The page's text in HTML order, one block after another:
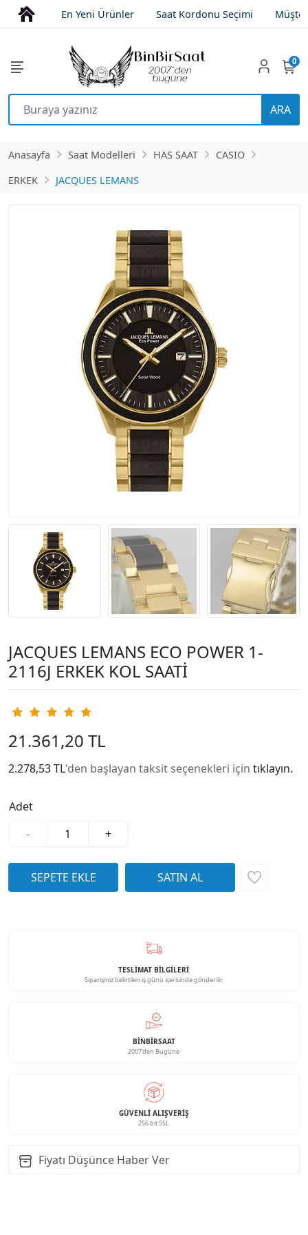
En Yeni Ürünler Saat Kordonu Seçimi
ARA
0
Anasayfa Saat Modelleri HAS SAAT
CASIO
ERKEK
JACQUES LEMANS
JACQUES LEMANS ECO POWER 1-
2116J ERKEK KOL SAATİ
21.361,20 TL
2.278,53 TL'den başlayan taksit seçenekleri için tıklayın.
Adet
-
+
TESLİMAT BİLGİLERİ
Siparişiniz belirtilen iş günü içerisinde gönderilir.
BINBIRSAAT
2007'den Bugüne
GÜVENLI ALIŞVERIŞ
256 bit SSL
Fiyatı Düşünce Haber Ver